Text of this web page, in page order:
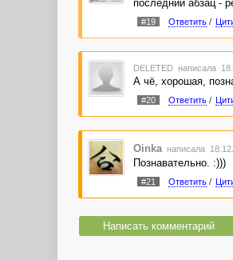
последний абзац -
#19 Ответить/
DELETED написала
А чё, хорошая,
#20 Ответить/
Oinka написала
Познавательно. :)))
#21 Ответить/
Написать комментарий